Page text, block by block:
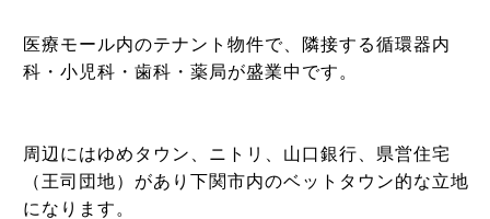
医療モール内のテナント物件で、隣接する循環器内
科・小児科・歯科・薬局が盛業中です。
周辺にはゆめタウン、ニトリ、山口銀行、県営住宅
（王司団地）があり下関市内のベットタウン的な立地
になります。